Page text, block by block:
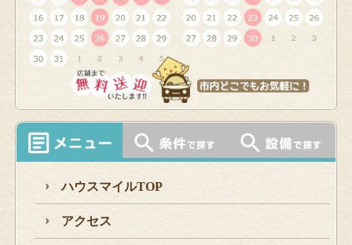
ハウスマイルTOP
アクセス